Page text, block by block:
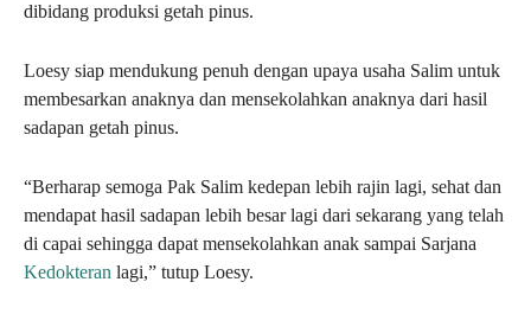
dibidang produksi getah pinus.
Loesy siap mendukung penuh dengan upaya usaha Salim untuk
membesarkan anaknya dan mensekolahkan anaknya dari hasil
sadapan getah pinus.
“Berharap semoga Pak Salim kedepan lebih rajin lagi, sehat dan
mendapat hasil sadapan lebih besar lagi dari sekarang yang telah
di capai sehingga dapat mensekolahkan anak sampai Sarjana
Kedokteran lagi,” tutup Loesy.